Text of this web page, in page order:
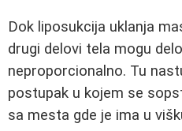
Dok liposukcija uklanja
drugi delovi tela mogu
neproporcionalno. Tu
postupak u kojem se
sa mesta gde je ima u